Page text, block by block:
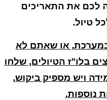
את התאריכים
טיול.
או שאתם לא
בלו"ז הטיולים, שלחו
ויש מספיק ביקוש,